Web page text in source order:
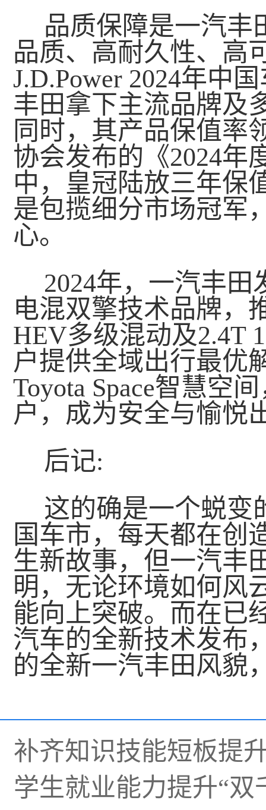
品质保障是一汽丰
品质、高耐久性、高
J.D.Power 2024年中
丰田拿下主流品牌及
同时，其产品保值率
协会发布的《2024年
中，皇冠陆放三年保
是包揽细分市场冠军
心。
2024年，一汽丰田
电混双擎技术品牌，
HEV多级混动及2.4T
户提供全域出行最优
Toyota Space智慧空
户，成为安全与愉悦
后记:
这的确是一个蜕变
国车市，每天都在创
生新故事，但一汽丰
明，无论环境如何风
能向上突破。而在已
汽车的全新技术发布
的全新一汽丰田风貌
补齐知识技能短板提
学生就业能力提升“双